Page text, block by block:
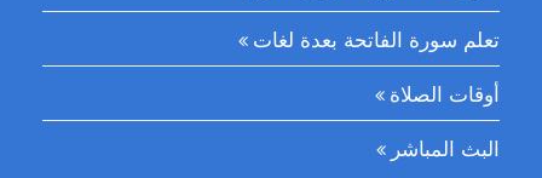
تعلم سورة الفاتحة بعدة لغات
أوقات الصلاة
البث المباشر